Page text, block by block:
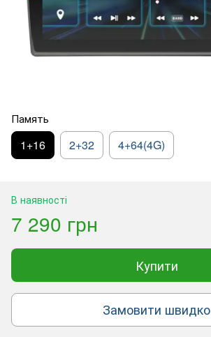
Память
1+16 2+32 4+64(4G)
В наявності
7 290 грн
Купити
Замовити швидко